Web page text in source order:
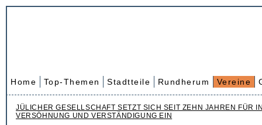
Home Top-Themen Stadtteile Rundherum Vereine
JÜLICHER GESELLSCHAFT SETZT SICH SEIT ZEHN JAHREN FÜR
VERSÖHNUNG UND VERSTÄNDIGUNG EIN